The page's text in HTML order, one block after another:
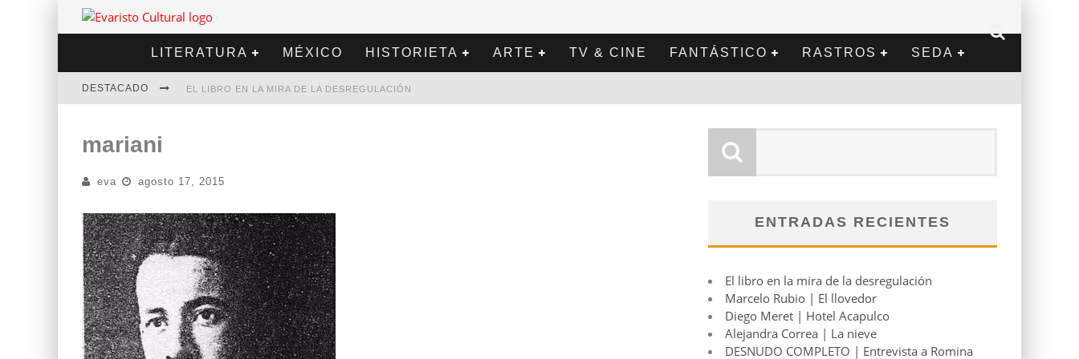
LITERATURA MÉXICO HISTORIETA ARTE TV & CINE FANTÁSTICO RASTROS SEDA
DESTACADO EL LIBRO EN LA MIRA DE LA DESREGULACIÓN
ALEJANDRA CORREA | LA NIEVE
mariani
eva agosto 17, 2015
ENTRADAS RECIENTES
El libro en la mira de la desregulación
Marcelo Rubio | El llovedor
Diego Meret | Hotel Acapulco
Alejandra Correa | La nieve
DESNUDO COMPLETO | Entrevista a Romina